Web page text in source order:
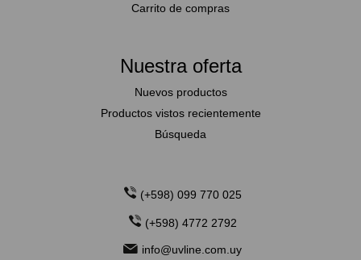
Carrito de compras
Nuestra oferta
Nuevos productos
Productos vistos recientemente
Búsqueda
(+598) 099 770 025
(+598) 4772 2792
info@uvline.com.uy